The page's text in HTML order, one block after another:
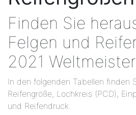
Finden Sie
Felgen und
2021
In den folgenden Tabellen finden
Reifengröße, Lochkreis (PCD),
und Reifendruck.